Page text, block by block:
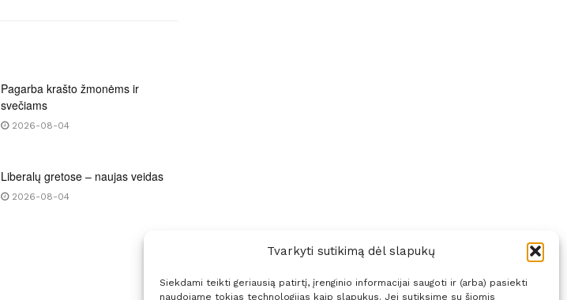
Tvarkyti sutikimą dėl slapukų
Siekdami teikti geriausią patirtį, įrenginio informacijai saugoti ir (arba) pasiekti
naudojame tokias technologijas kaip slapukus. Jei sutiksime su šiomis
Pagarba krašto žmonėms ir
svečiams
2026-08-04
Liberalų gretose – naujas veidas
2026-08-04